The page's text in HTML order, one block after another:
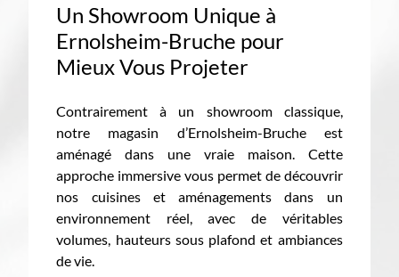
Un Showroom Unique à
Ernolsheim-Bruche pour
Mieux Vous Projeter
Contrairement à un showroom classique,
notre magasin d’Ernolsheim-Bruche est
aménagé dans une vraie maison. Cette
approche immersive vous permet de découvrir
nos cuisines et aménagements dans un
environnement réel, avec de véritables
volumes, hauteurs sous plafond et ambiances
de vie.